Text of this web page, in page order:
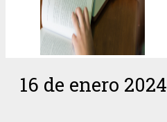
16 de enero 2024